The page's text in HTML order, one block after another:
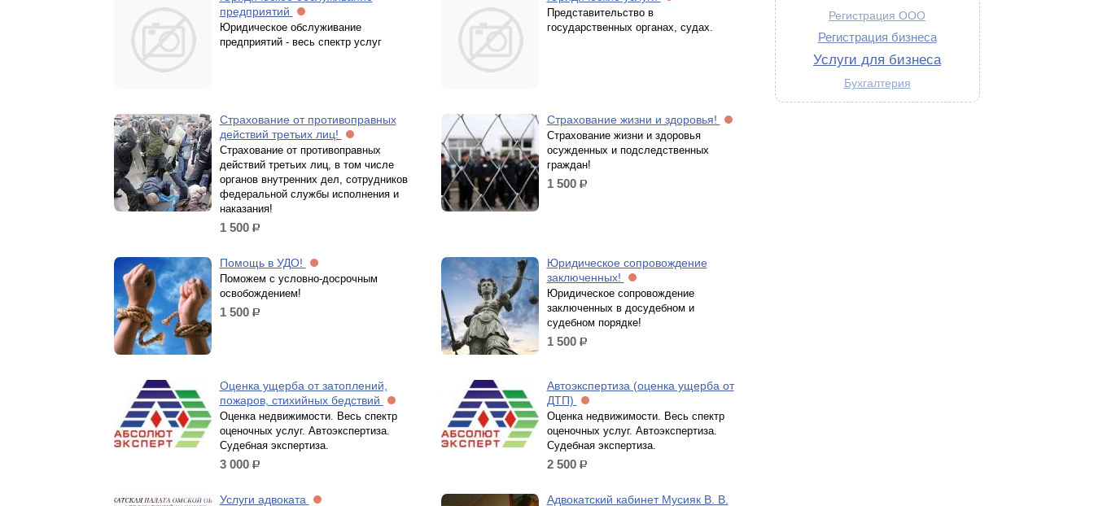
предприятий
Юридическое обслуживание
предприятий - весь спектр услуг
Представительство в
государственных органах, судах.
Страхование от противоправных
действий третьих лиц!
Страхование от противоправных
действий третьих лиц, в том числе
органов внутренних дел, сотрудников
федеральной службы исполнения и
наказания!
1 500 р.
Страхование жизни и здоровья!
Страхование жизни и здоровья
осужденных и подследственных
граждан!
1 500 р.
Помощь в УДО!
Поможем с условно-досрочным
освобождением!
1 500 р.
Юридическое сопровождение
заключенных!
Юридическое сопровождение
заключенных в досудебном и
судебном порядке!
1 500 р.
Оценка ущерба от затоплений,
пожаров, стихийных бедствий
Оценка недвижимости. Весь спектр
оценочных услуг. Автоэкспертиза.
Судебная экспертиза.
3 000 р.
Автоэкспертиза (оценка ущерба от
ДТП)
Оценка недвижимости. Весь спектр
оценочных услуг. Автоэкспертиза.
Судебная экспертиза.
2 500 р.
Услуги адвоката Адвокатский кабинет Мусияк В. В.
Регистрация ООО
Регистрация бизнеса
Услуги для бизнеса
Бухгалтерия